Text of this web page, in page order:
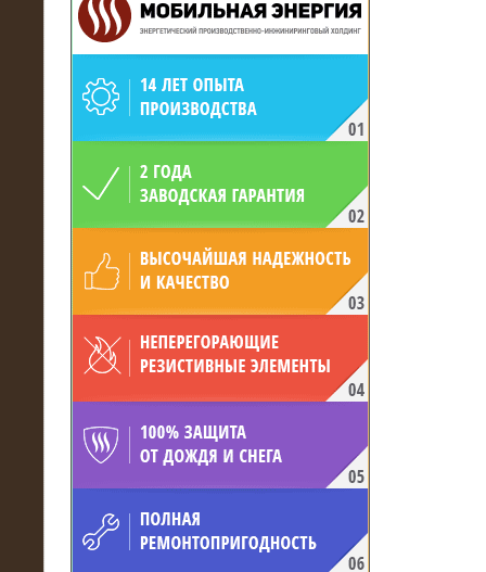
произведён высоковольтный
нагрузочный комплекс 24 МВт с
напряжением 6/10 кВ
15.04.2017
Нагрузочный комплекс 16 МВт с